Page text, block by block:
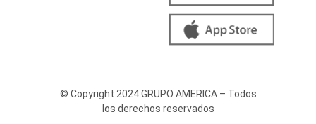
© Copyright 2024 GRUPO AMERICA – Todos
los derechos reservados